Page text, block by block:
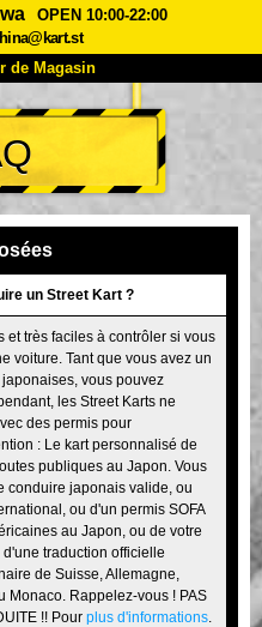
OPEN 10:00-22:00
de Magasin
Tarifs
Réservation
Tokyo Akihabara#1
Tokyo Shibuya
Baie de Tokyo
Osaka
un Street Kart ?
et très faciles à contrôler si vous
voiture. Tant que vous avez un
vous pouvez
les Street Karts ne
des permis pour
: Le kart personnalisé de
publiques au Japon. Vous
conduire japonais valide, ou
ou d'un permis SOFA
au Japon, ou de votre
traduction officielle
de Suisse, Allemagne,
Monaco. Rappelez-vous ! PAS
!! Pour plus d'informations